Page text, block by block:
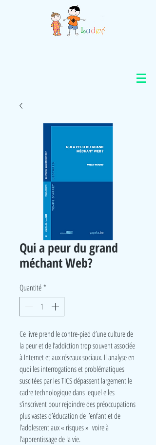
Qui a peur du grand
méchant Web?
Quantité *
Ce livre prend le contre-pied d’une culture de
la peur et de l’addiction trop souvent associée
à Internet et aux réseaux sociaux. Il analyse en
quoi les interrogations et problématiques
suscitées par les TICS dépassent largement le
cadre technologique dans lequel elles
s’inscrivent pour rejoindre des préoccupations
plus vastes d’éducation de l’enfant et de
l’adolescent aux « risques » voire à
l’apprentissage de la vie.